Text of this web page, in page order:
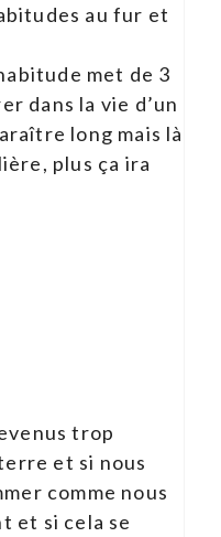
au fur et
met de 3
dans la vie d’un
long mais là
plus ça ira
trop
et si nous
comme nous
et si cela se